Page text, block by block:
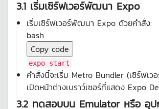
3.1 เริ่มเซิร์ฟเวอร์พัฒนา Expo
เริ่มเซิร์ฟเวอร์พัฒนา Expo ด้วยคำสั่ง:
bash
Copy code
expo start
คำสั่งนี้จะเริ่ม Metro Bundler (เซิร์ฟเ
เปิดหน้าต่างเบราว์เซอร์ที่แสดง Expo
3.2 ทดสอบบน Emulator หรือ อุ